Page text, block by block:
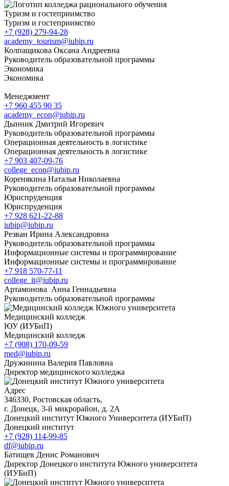
Туризм и гостеприимство
Туризм и гостеприимство
+7 (928) 279-94-28
academy_tourism@iubip.ru
Колпащикова Оксана Андреевна
Руководитель образовательной программы
Экономика
Экономика
Менеджмент
+7 960 455 90 35
academy_econ@iubip.ru
Дынник Дмитрий Игоревич
Руководитель образовательной программы
Операционная деятельность в логистике
Операционная деятельность в логистике
+7 903 407-09-76
college_econ@iubip.ru
Коренякина Наталья Николаевна
Руководитель образовательной программы
Юриспруденция
Юриспруденция
+7 928 621-22-88
iubip@iubip.ru
Резван Ирина Александровна
Руководитель образовательной программы
Информационные системы и программирование
Информационные системы и программирование
+7 918 570-77-11
college_it@iubip.ru
Артамонова Анна Геннадьевна
Руководитель образовательной программы
Медицинский колледж
ЮУ (ИУБиП)
Медицинский колледж
+7 (908) 170-09-59
med@iubip.ru
Дружинина Валерия Павловна
Директор медицинского колледжа
Адрес
346330, Ростовская область,
г. Донецк, 3-й микрорайон, д. 2А
Донецкий институт Южного Университета (ИУБиП)
Донецкий институт
+7 (928) 114-99-85
df@iubip.ru
Батищев Денис Романович
Директор Донецкого института Южного университета
(ИУБиП)